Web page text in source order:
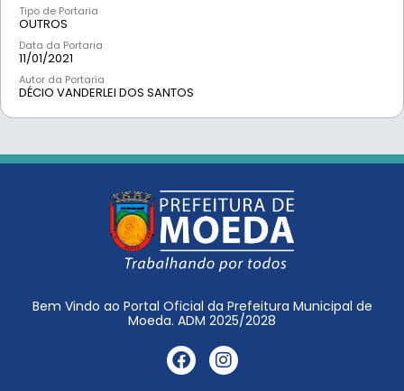
Tipo de Portaria
OUTROS
Data da Portaria
11/01/2021
Autor da Portaria
DÉCIO VANDERLEI DOS SANTOS
Bem Vindo ao Portal Oficial da Prefeitura Municipal de
Moeda. ADM 2025/2028